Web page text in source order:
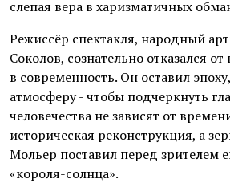
слепая вера в харизматичных
Режиссёр спектакля, народный
Соколов, сознательно отказался
в современность. Он оставил
атмосферу - чтобы подчеркнуть
человечества не зависят от
историческая реконструкция, а
Мольер поставил перед зрителем
«короля-солнца».